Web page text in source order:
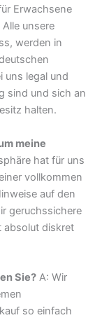
Erwachsene
unsere
werden in
uns legal und
sind und sich an
halten.
meine
hat für uns
vollkommen
auf den
geruchssichere
absolut diskret
Sie? A: Wir
so einfach